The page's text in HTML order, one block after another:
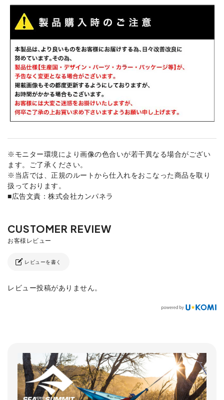
※モニター環境により画像の色合いが若干異なる場合がござい
ます。ご了承ください。
※当店では、正規のルートから仕入れをおこなった商品を取り
扱っております。
■広告文責：株式会社カンパネラ
レビューを書く
レビュー投稿がありません。